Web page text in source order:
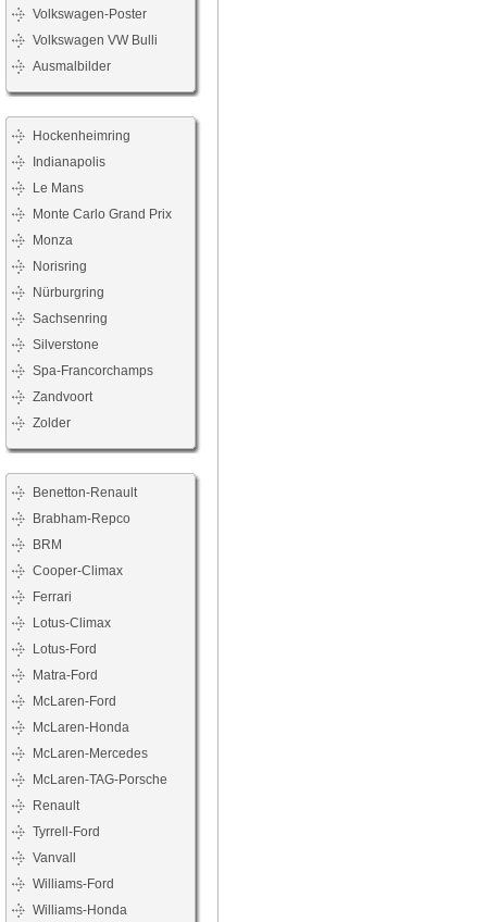
Volkswagen-Poster
Volkswagen VW Bulli
Ausmalbilder
Hockenheimring
Indianapolis
Le Mans
Monte Carlo Grand Prix
Monza
Norisring
Nürburgring
Sachsenring
Silverstone
Spa-Francorchamps
Zandvoort
Zolder
Benetton-Renault
Brabham-Repco
BRM
Cooper-Climax
Ferrari
Lotus-Climax
Lotus-Ford
Matra-Ford
McLaren-Ford
McLaren-Honda
McLaren-Mercedes
McLaren-TAG-Porsche
Renault
Tyrrell-Ford
Vanvall
Williams-Ford
Williams-Honda